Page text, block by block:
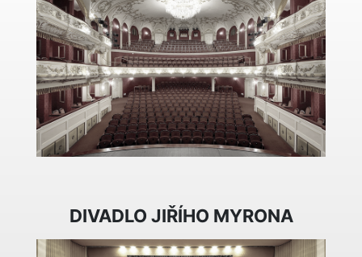
DIVADLO JIŘÍHO MYRONA